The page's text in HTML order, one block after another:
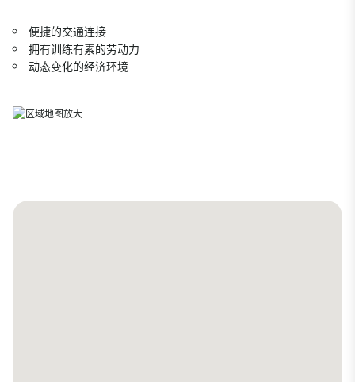
便捷的交通连接
拥有训练有素的劳动力
动态变化的经济环境